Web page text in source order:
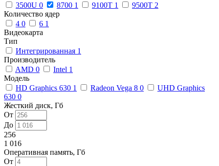
3500U 0 8700 1 9100T 1 9500T 2
Количество ядер
4 0 6 1
Видеокарта
Тип
Интегрированная 1
Производитель
AMD 0 Intel 1
Модель
HD Graphics 630 1 Radeon Vega 8 0
UHD Graphics
630 0
Жесткий диск, Гб
От
До
256
1 016
Оперативная память, Гб
От